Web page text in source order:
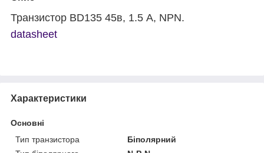
Транзистор BD135 45в, 1.5 А, NPN.
datasheet
Характеристики
Основні
Тип транзистора
Біполярний